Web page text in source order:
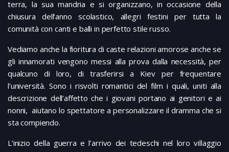
terra, la sua mandria e si organizzano, in occasione della
chiusura dell’anno scolastico, allegri festini per tutta la
comunità con canti e balli in perfetto stile russo.
Vediamo anche la fioritura di caste relazioni amorose anche se
gli innamorati vengono messi alla prova dalla necessità, per
qualcuno di loro, di trasferirsi a Kiev per frequentare
l’università. Sono i risvolti romantici del film i quali, uniti alla
descrizione dell’affetto che i giovani portano ai genitori e ai
nonni, aiutano lo spettatore a personalizzare il dramma che si
sta compiendo.
L’inizio della guerra e l’arrivo dei tedeschi nel loro villaggio